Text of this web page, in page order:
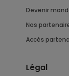
Devenir
Nos
Accès
Légal